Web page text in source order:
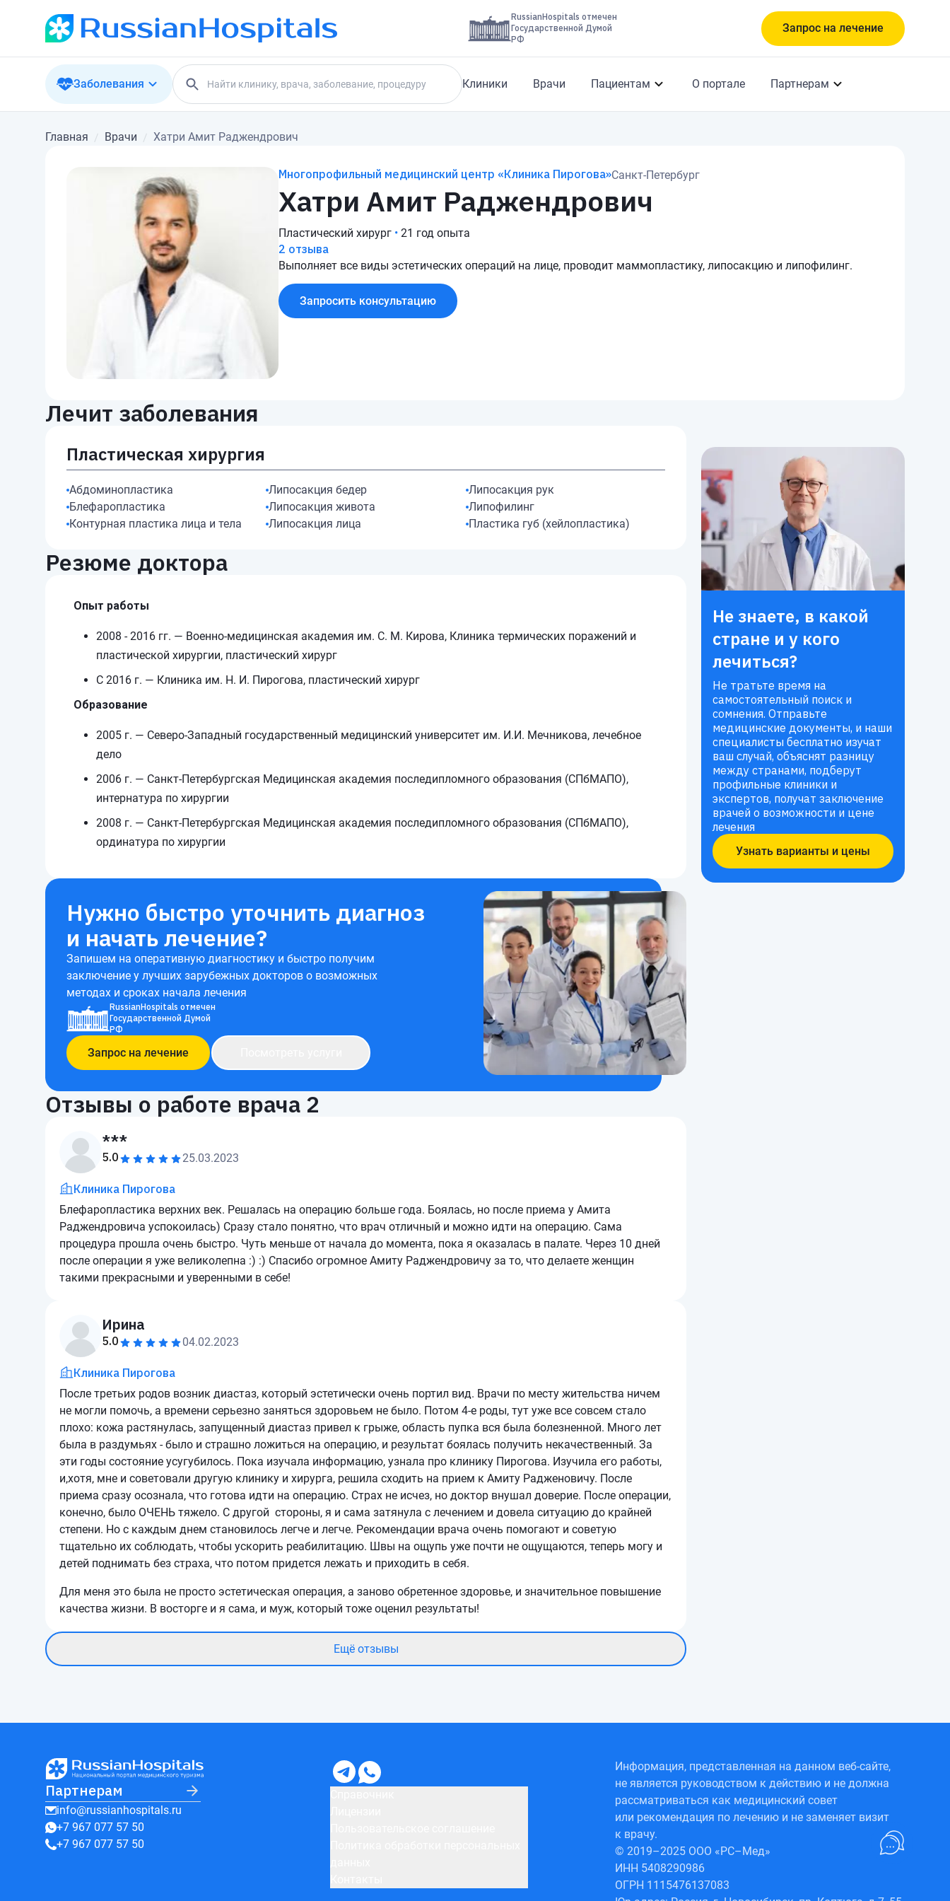
RussianHospitals отмечен
Государственной Думой
РФ
Запрос на лечение
Заболевания Клиники Врачи Пациентам О портале Партнерам
Главная Врачи Хатри Амит Раджендрович
Многопрофильный медицинский центр «Клиника Пирогова»Санкт-Петербург
Хатри Амит Раджендрович
Пластический хирург • 21 год опыта
2 отзыва
Выполняет все виды эстетических операций на лице, проводит маммопластику, липосакцию и липофилинг.
Запросить консультацию
Лечит заболевания
Пластическая хирургия
Абдоминопластика
Блефаропластика
Контурная пластика лица и тела
Липосакция бедер
Липосакция живота
Липосакция лица
Липосакция рук
Липофилинг
Пластика губ (хейлопластика)
Резюме доктора
Опыт работы
2008 - 2016 гг. — Военно-медицинская академия им. С. М. Кирова, Клиника термических поражений и
пластической хирургии, пластический хирург
С 2016 г. — Клиника им. Н. И. Пирогова, пластический хирург
Образование
2005 г. — Северо-Западный государственный медицинский университет им. И.И. Мечникова, лечебное
дело
2006 г. — Санкт-Петербургская Медицинская академия последипломного образования (СПбМАПО),
интернатура по хирургии
2008 г. — Санкт-Петербургская Медицинская академия последипломного образования (СПбМАПО),
ординатура по хирургии
Нужно быстро уточнить диагноз
и начать лечение?
Запишем на оперативную диагностику и быстро получим
заключение у лучших зарубежных докторов о возможных
методах и сроках начала лечения
RussianHospitals отмечен
Государственной Думой
РФ
Запрос на лечение
Отзывы о работе врача 2
***
5.0 25.03.2023
Клиника Пирогова
Блефаропластика верхних век. Решалась на операцию больше года. Боялась, но после приема у Амита
Раджендровича успокоилась) Сразу стало понятно, что врач отличный и можно идти на операцию. Сама
процедура прошла очень быстро. Чуть меньше от начала до момента, пока я оказалась в палате. Через 10 дней
после операции я уже великолепна :) :) Спасибо огромное Амиту Раджендровичу за то, что делаете женщин
такими прекрасными и уверенными в себе!
Ирина
5.0 04.02.2023
Клиника Пирогова
После третьих родов возник диастаз, который эстетически очень портил вид. Врачи по месту жительства ничем
не могли помочь, а времени серьезно заняться здоровьем не было. Потом 4-е роды, тут уже все совсем стало
плохо: кожа растянулась, запущенный диастаз привел к грыже, область пупка вся была болезненной. Много лет
была в раздумьях - было и страшно ложиться на операцию, и результат боялась получить некачественный. За
эти годы состояние усугубилось. Пока изучала информацию, узнала про клинику Пирогова. Изучила его работы,
и,хотя, мне и советовали другую клинику и хирурга, решила сходить на прием к Амиту Радженовичу. После
приема сразу осознала, что готова идти на операцию. Страх не исчез, но доктор внушал доверие. После операции,
конечно, было ОЧЕНЬ тяжело. С другой стороны, я и сама затянула с лечением и довела ситуацию до крайней
степени. Но с каждым днем становилось легче и легче. Рекомендации врача очень помогают и советую
тщательно их соблюдать, чтобы ускорить реабилитацию. Швы на ощупь уже почти не ощущаются, теперь могу и
детей поднимать без страха, что потом придется лежать и приходить в себя.
Для меня это была не просто эстетическая операция, а заново обретенное здоровье, и значительное повышение
качества жизни. В восторге и я сама, и муж, который тоже оценил результаты!
Ещё отзывы
Не знаете, в какой
стране и у кого
лечиться?
Не тратьте время на
самостоятельный поиск и
сомнения. Отправьте
медицинские документы, и наши
специалисты бесплатно изучат
ваш случай, объяснят разницу
между странами, подберут
профильные клиники и
экспертов, получат заключение
врачей о возможности и цене
лечения
Узнать варианты и цены
Партнерам
info@russianhospitals.ru
+7 967 077 57 50
+7 967 077 57 50
Информация, представленная на данном веб-сайте,
не является руководством к действию и не должна
рассматриваться как медицинский совет
или рекомендация по лечению и не заменяет визит
к врачу.
© 2019–2025 ООО «РС–Мед»
ИНН 5408290986
ОГРН 1115476137083